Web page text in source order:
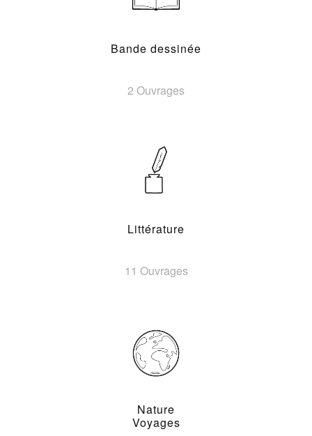
Bande dessinée
2 Ouvrages
Littérature
11 Ouvrages
Nature
Voyages